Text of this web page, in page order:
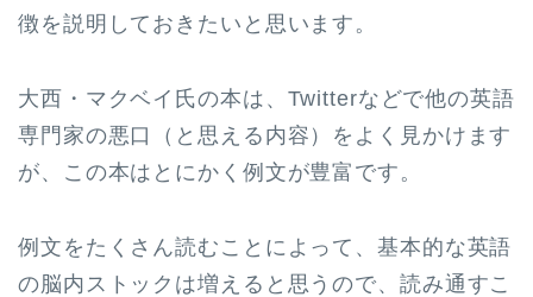
徴を説明しておきたいと思います。
大西・マクベイ氏の本は、Twitterなどで他の英語
専門家の悪口（と思える内容）をよく見かけます
が、この本はとにかく例文が豊富です。
例文をたくさん読むことによって、基本的な英語
の脳内ストックは増えると思うので、読み通すこ